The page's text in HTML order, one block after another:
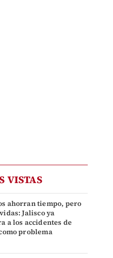
VISTAS
ahorran tiempo, pero
Jalisco ya
a los accidentes de
problema